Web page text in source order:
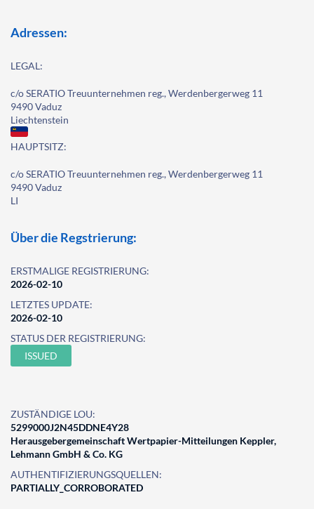
Adressen:
LEGAL:
c/o SERATIO Treuunternehmen reg., Werdenbergerweg 11
9490 Vaduz
Liechtenstein
HAUPTSITZ:
c/o SERATIO Treuunternehmen reg., Werdenbergerweg 11
9490 Vaduz
LI
Über die Regstrierung:
ERSTMALIGE REGISTRIERUNG:
2026-02-10
LETZTES UPDATE:
2026-02-10
STATUS DER REGISTRIERUNG:
ISSUED
ZUSTÄNDIGE LOU:
5299000J2N45DDNE4Y28
Herausgebergemeinschaft Wertpapier-Mitteilungen Keppler,
Lehmann GmbH & Co. KG
AUTHENTIFIZIERUNGSQUELLEN:
PARTIALLY_CORROBORATED